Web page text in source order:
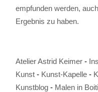
empfunden werden,
Ergebnis zu haben.
Atelier Astrid Keimer
Kunst
Kunst-Kapelle
Kunstblog
Malen in